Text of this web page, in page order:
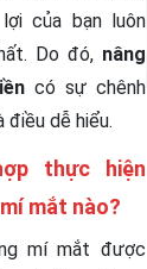
của bạn luôn
Do đó, nâng
có sự chênh
điều dễ hiểu.
thực hiện
mắt nào?
mí mắt được